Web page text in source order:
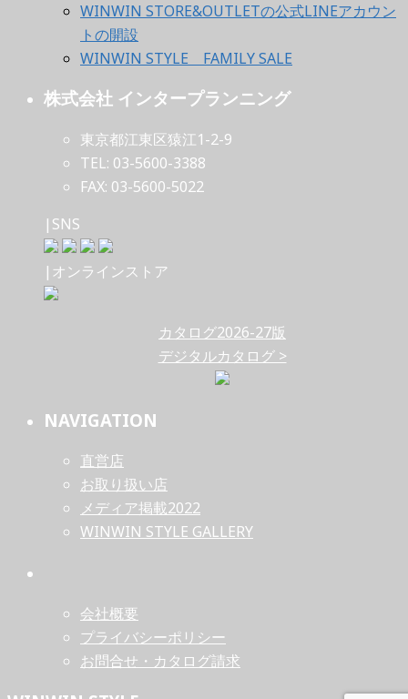
WINWIN STORE&OUTLETの公式LINEアカウン
トの開設
WINWIN STYLE FAMILY SALE
株式会社 インタープランニング
東京都江東区猿江1-2-9
TEL: 03-5600-3388
FAX: 03-5600-5022
|SNS
|オンラインストア
カタログ2026-27版
デジタルカタログ >
NAVIGATION
直営店
お取り扱い店
メディア掲載2022
WINWIN STYLE GALLERY
会社概要
プライバシーポリシー
お問合せ・カタログ請求